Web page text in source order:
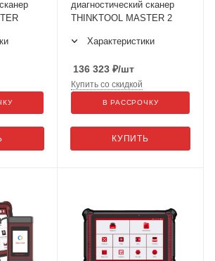
диагностический сканер
THINKTOOL MASTER 2
Характеристики
136 323 ₽/шт
КУПИТЬ
Купить со скидкой
В РАССРОЧКУ